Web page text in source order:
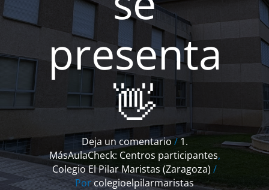
presenta
👋
Deja un comentario/1.
MásAulaCheck: Centros participantes,
Colegio El Pilar Maristas (Zaragoza) /
Porcolegioelpilarmaristas